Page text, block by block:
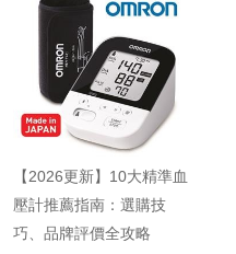
【2026更新】10大精準血
壓計推薦指南：選購技
巧、品牌評價全攻略